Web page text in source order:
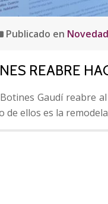
Publicado en
REABRE
Gaudí reabre
de ellos es la